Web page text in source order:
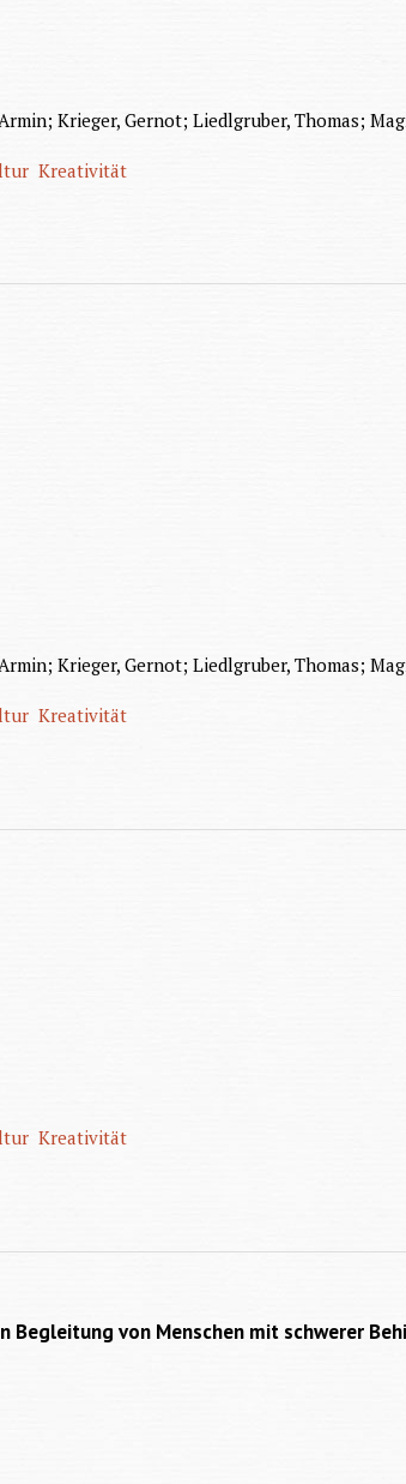
Krieger, Gernot; Liedlgruber, Thomas;
Kreativität
Krieger, Gernot; Liedlgruber, Thomas;
Kreativität
Kreativität
von Menschen mit schwerer